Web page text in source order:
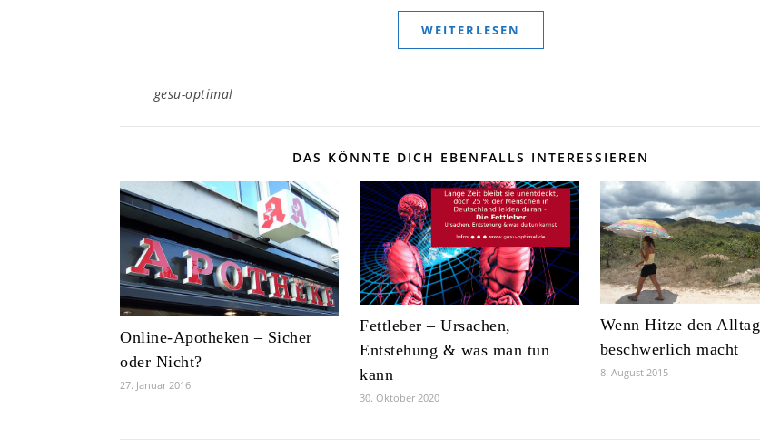
WEITERLESEN
gesu-optimal
DAS KÖNNTE DICH EBENFALLS INTERESSIEREN
Online-Apotheken – Sicher
oder Nicht?
27. Januar 2016
Fettleber – Ursachen,
Entstehung & was man tun
kann
30. Oktober 2020
Wenn Hitze den Alltag
beschwerlich macht
8. August 2015